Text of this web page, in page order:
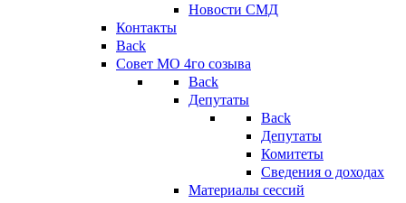
Новости СМД
Контакты
Back
Совет МО 4го созыва
Back
Депутаты
Back
Депутаты
Комитеты
Сведения о доходах
Материалы сессий